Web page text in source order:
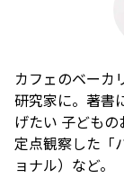
カフェのベーカ
研究家に。著書
げたい 子どもの
定点観察した「
ョナル）など。